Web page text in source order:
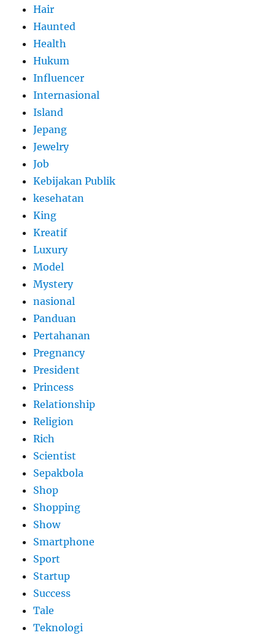
Hair
Haunted
Health
Hukum
Influencer
Internasional
Island
Jepang
Jewelry
Job
Kebijakan Publik
kesehatan
King
Kreatif
Luxury
Model
Mystery
nasional
Panduan
Pertahanan
Pregnancy
President
Princess
Relationship
Religion
Rich
Scientist
Sepakbola
Shop
Shopping
Show
Smartphone
Sport
Startup
Success
Tale
Teknologi